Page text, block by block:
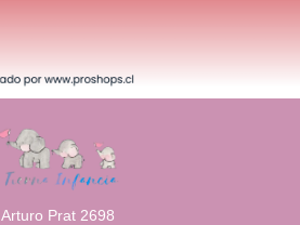
Arturo Prat 2698